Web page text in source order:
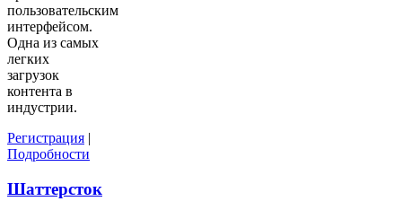
пользовательским
интерфейсом.
Одна из самых
легких
загрузок
контента в
индустрии.
Регистрация |
Подробности
Шаттерсток